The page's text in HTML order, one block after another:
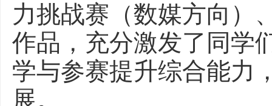
力挑战赛（数媒方向）
作品，充分激发了同学
学与参赛提升综合能力
展。